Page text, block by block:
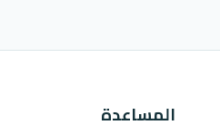
المساعدة